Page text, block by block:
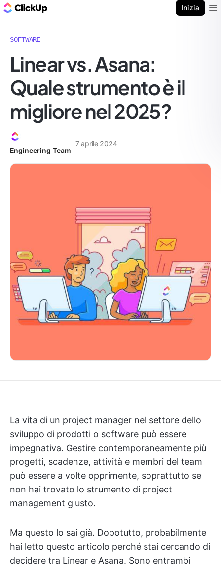
Inizia
SOFTWARE
Linear vs. Asana:
Quale strumento è il
migliore nel 2025?
Engineering Team
7 aprile 2024
La vita di un project manager nel settore dello
sviluppo di prodotti o software può essere
impegnativa. Gestire contemporaneamente più
progetti, scadenze, attività e membri del team
può essere a volte opprimente, soprattutto se
non hai trovato lo strumento di project
management giusto.
Ma questo lo sai già. Dopotutto, probabilmente
hai letto questo articolo perché stai cercando di
decidere tra Linear e Asana. Sono entrambi